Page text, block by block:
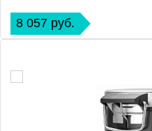
8 057 руб.